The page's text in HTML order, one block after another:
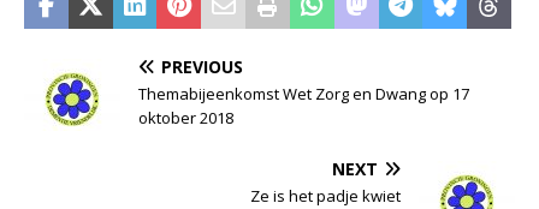
PREVIOUS
Themabijeenkomst Wet Zorg en Dwang op 17
oktober 2018
NEXT
Ze is het padje kwiet